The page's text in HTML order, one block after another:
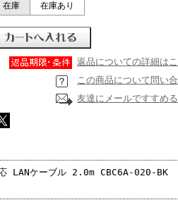
在庫 在庫あり
返品についての詳細は
この商品について問い
友達にメールですすめる
LANケーブル 2.0m CBC6A-020-BK